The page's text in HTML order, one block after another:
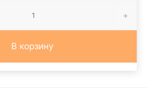
В корзину